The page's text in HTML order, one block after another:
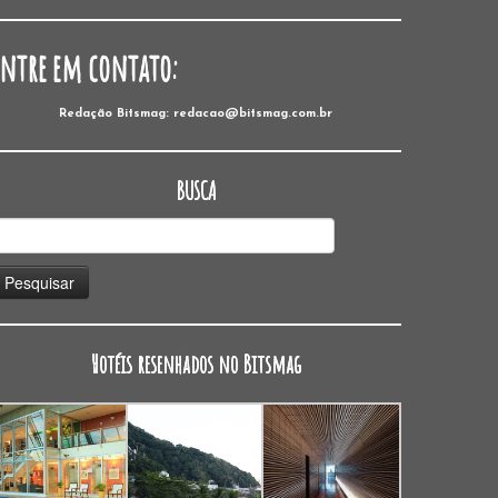
em contato:
Redação Bitsmag: redacao@bitsmag.com.br
BUSCA
Hotéis resenhados no Bitsmag